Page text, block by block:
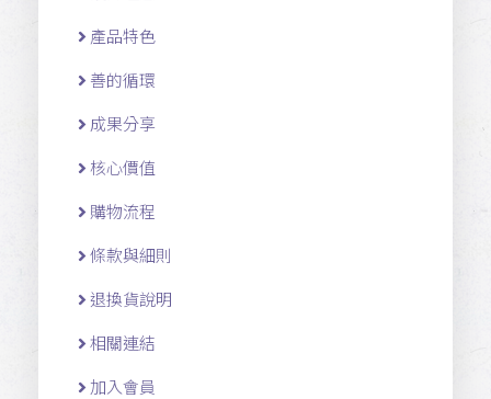
產品特色
善的循環
成果分享
核心價值
購物流程
條款與細則
退換貨說明
相關連結
加入會員